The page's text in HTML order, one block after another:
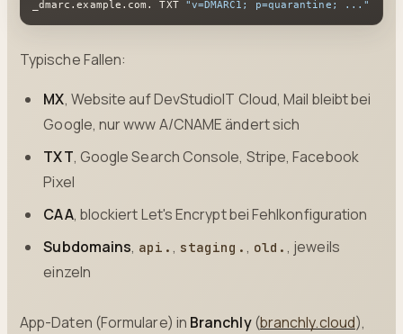
_dmarc.example . com . TXT "v=DMARC1; p=quarantine; ..."
Typische Fallen:
MX, Website auf DevStudioIT Cloud, Mail bleibt bei
Google, nur www A/CNAME ändert sich
TXT, Google Search Console, Stripe, Facebook
Pixel
CAA, blockiert Let's Encrypt bei Fehlkonfiguration
Subdomains, api. , staging. , old. , jeweils
einzeln
App-Daten (Formulare) in Branchly(branchly.cloud),